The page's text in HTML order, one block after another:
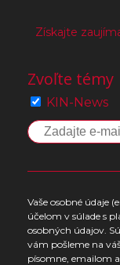
Získajte
Zvoľte témy
KIN-News
Vaše osobné údaje
účelom v súlade s
osobných údajov.
vám pošleme na
písomne, emailom